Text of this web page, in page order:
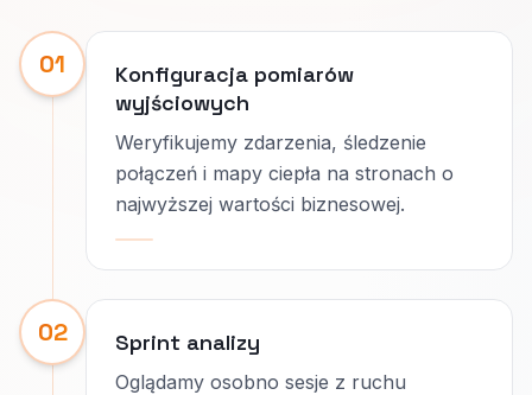
01
Konfiguracja pomiarów
wyjściowych
Weryfikujemy zdarzenia, śledzenie
połączeń i mapy ciepła na stronach o
najwyższej wartości biznesowej.
02 Sprint analizy
Oglądamy osobno sesje z ruchu